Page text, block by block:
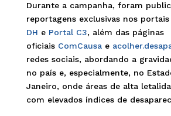
Durante a campanha, foram
reportagens exclusivas nos portais
DH e Portal C3, além das páginas
oficiais ComCausae
redes sociais, abordando a
no país e, especialmente, no
Janeiro, onde áreas de alta
com elevados índices de